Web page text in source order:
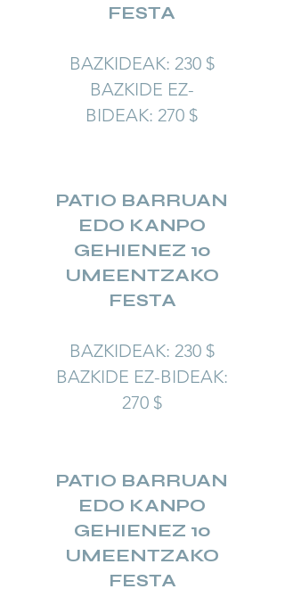
FESTA
BAZKIDEAK: 230 $
BAZKIDE EZ-
BIDEAK: 270 $
PATIO BARRUAN
EDO KANPO
GEHIENEZ 10
UMEENTZAKO
FESTA
BAZKIDEAK: 230 $
BAZKIDE EZ-BIDEAK:
270 $
PATIO BARRUAN
EDO KANPO
GEHIENEZ 10
UMEENTZAKO
FESTA